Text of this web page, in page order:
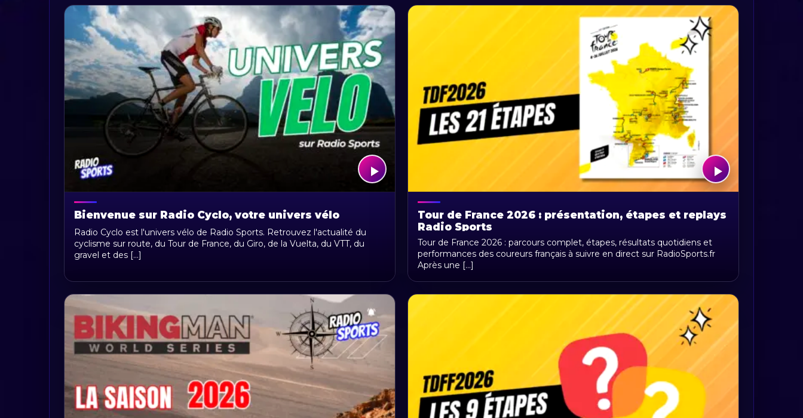
Bienvenue sur Radio Cyclo, votre univers vélo
Radio Cyclo est l'univers vélo de Radio Sports. Retrouvez l'actualité du
cyclisme sur route, du Tour de France, du Giro, de la Vuelta, du VTT, du
gravel et des [...]
Tour de France 2026 : présentation, étapes et replays
Radio Sports
Tour de France 2026 : parcours complet, étapes, résultats quotidiens et
performances des coureurs français à suivre en direct sur RadioSports.fr
Après une [...]